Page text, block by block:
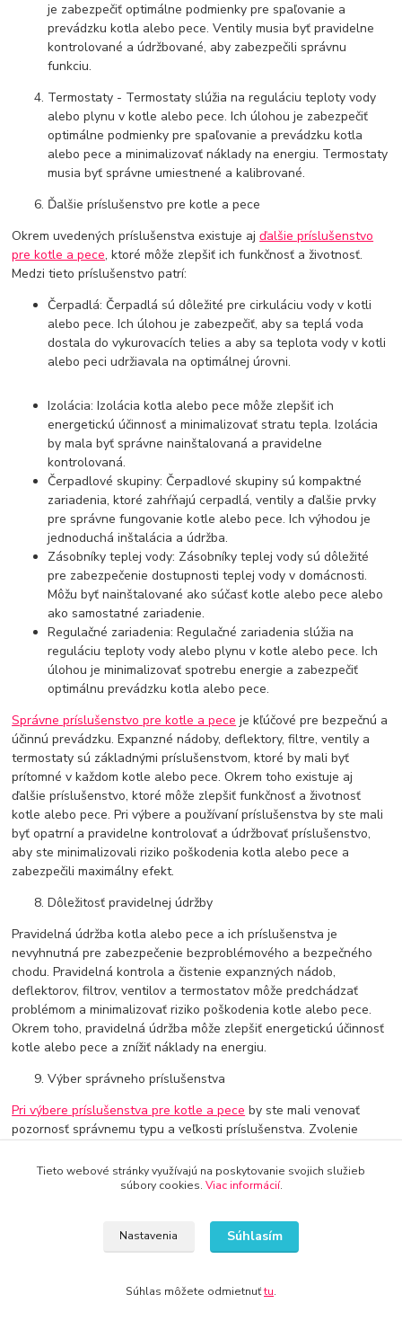
je zabezpečiť optimálne podmienky pre spaľovanie a
prevádzku kotla alebo pece. Ventily musia byť pravidelne
kontrolované a údržbované, aby zabezpečili správnu
funkciu.
Termostaty - Termostaty slúžia na reguláciu teploty vody
alebo plynu v kotle alebo pece. Ich úlohou je zabezpečiť
optimálne podmienky pre spaľovanie a prevádzku kotla
alebo pece a minimalizovať náklady na energiu. Termostaty
musia byť správne umiestnené a kalibrované.
Ďalšie príslušenstvo pre kotle a pece
Okrem uvedených príslušenstva existuje ajďalšie príslušenstvo
pre kotle a pece, ktoré môže zlepšiť ich funkčnosť a životnosť.
Medzi tieto príslušenstvo patrí:
Čerpadlá: Čerpadlá sú dôležité pre cirkuláciu vody v kotli
alebo pece. Ich úlohou je zabezpečiť, aby sa teplá voda
dostala do vykurovacích telies a aby sa teplota vody v kotli
alebo peci udržiavala na optimálnej úrovni.
Izolácia: Izolácia kotla alebo pece môže zlepšiť ich
energetickú účinnosť a minimalizovať stratu tepla. Izolácia
by mala byť správne nainštalovaná a pravidelne
kontrolovaná.
Čerpadlové skupiny: Čerpadlové skupiny sú kompaktné
zariadenia, ktoré zahŕňajú cerpadlá, ventily a ďalšie prvky
pre správne fungovanie kotle alebo pece. Ich výhodou je
jednoduchá inštalácia a údržba.
Zásobníky teplej vody: Zásobníky teplej vody sú dôležité
pre zabezpečenie dostupnosti teplej vody v domácnosti.
Môžu byť nainštalované ako súčasť kotle alebo pece alebo
ako samostatné zariadenie.
Regulačné zariadenia: Regulačné zariadenia slúžia na
reguláciu teploty vody alebo plynu v kotle alebo pece. Ich
úlohou je minimalizovať spotrebu energie a zabezpečiť
optimálnu prevádzku kotla alebo pece.
Správne príslušenstvo pre kotle a pece je kľúčové pre bezpečnú a
účinnú prevádzku. Expanzné nádoby, deflektory, filtre, ventily a
termostaty sú základnými príslušenstvom, ktoré by mali byť
prítomné v každom kotle alebo pece. Okrem toho existuje aj
ďalšie príslušenstvo, ktoré môže zlepšiť funkčnosť a životnosť
kotle alebo pece. Pri výbere a používaní príslušenstva by ste mali
byť opatrní a pravidelne kontrolovať a údržbovať príslušenstvo,
aby ste minimalizovali riziko poškodenia kotla alebo pece a
zabezpečili maximálny efekt.
Dôležitosť pravidelnej údržby
Pravidelná údržba kotla alebo pece a ich príslušenstva je
nevyhnutná pre zabezpečenie bezproblémového a bezpečného
chodu. Pravidelná kontrola a čistenie expanzných nádob,
deflektorov, filtrov, ventilov a termostatov môže predchádzať
problémom a minimalizovať riziko poškodenia kotle alebo pece.
Okrem toho, pravidelná údržba môže zlepšiť energetickú účinnosť
kotle alebo pece a znížiť náklady na energiu.
Výber správneho príslušenstva
Pri výbere príslušenstva pre kotle a pece by ste mali venovať
pozornosť správnemu typu a veľkosti príslušenstva. Zvolenie
poškodenie kotle alebo pece. Preto by ste mali venovať pozornosť
návodu na použitie kotle alebo pece a zvoliť príslušenstvo, ktoré
Príslušenstvo pre kotle a pece je kľúčové pre ich bezproblémovú a
bezpečnú prevádzku. Expanzné nádoby, deflektory, filtre, ventily a
prítomné v každom kotle alebo pece. Okrem toho, existuje aj
Tieto webové stránky využívajú na poskytovanie svojich služieb
súbory cookies. Viac informácií.
Nastavenia Súhlasím
Súhlas môžete odmietnuťtu.